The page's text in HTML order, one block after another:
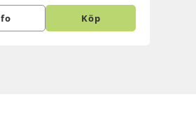
Köp